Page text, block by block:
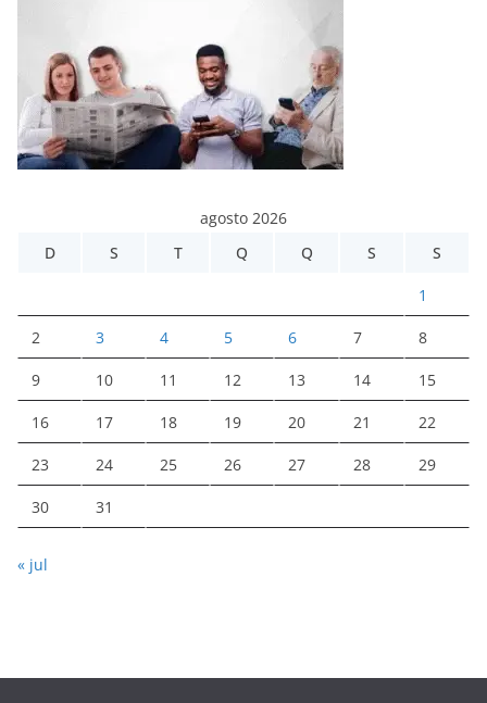
agosto 2026
D
S T Q Q S S
1
2 3 4 5 6 7 8
9 10 11 12 13 14 15
16 17 18 19 20 21 22
23 24 25 26 27 28 29
30 31
« jul